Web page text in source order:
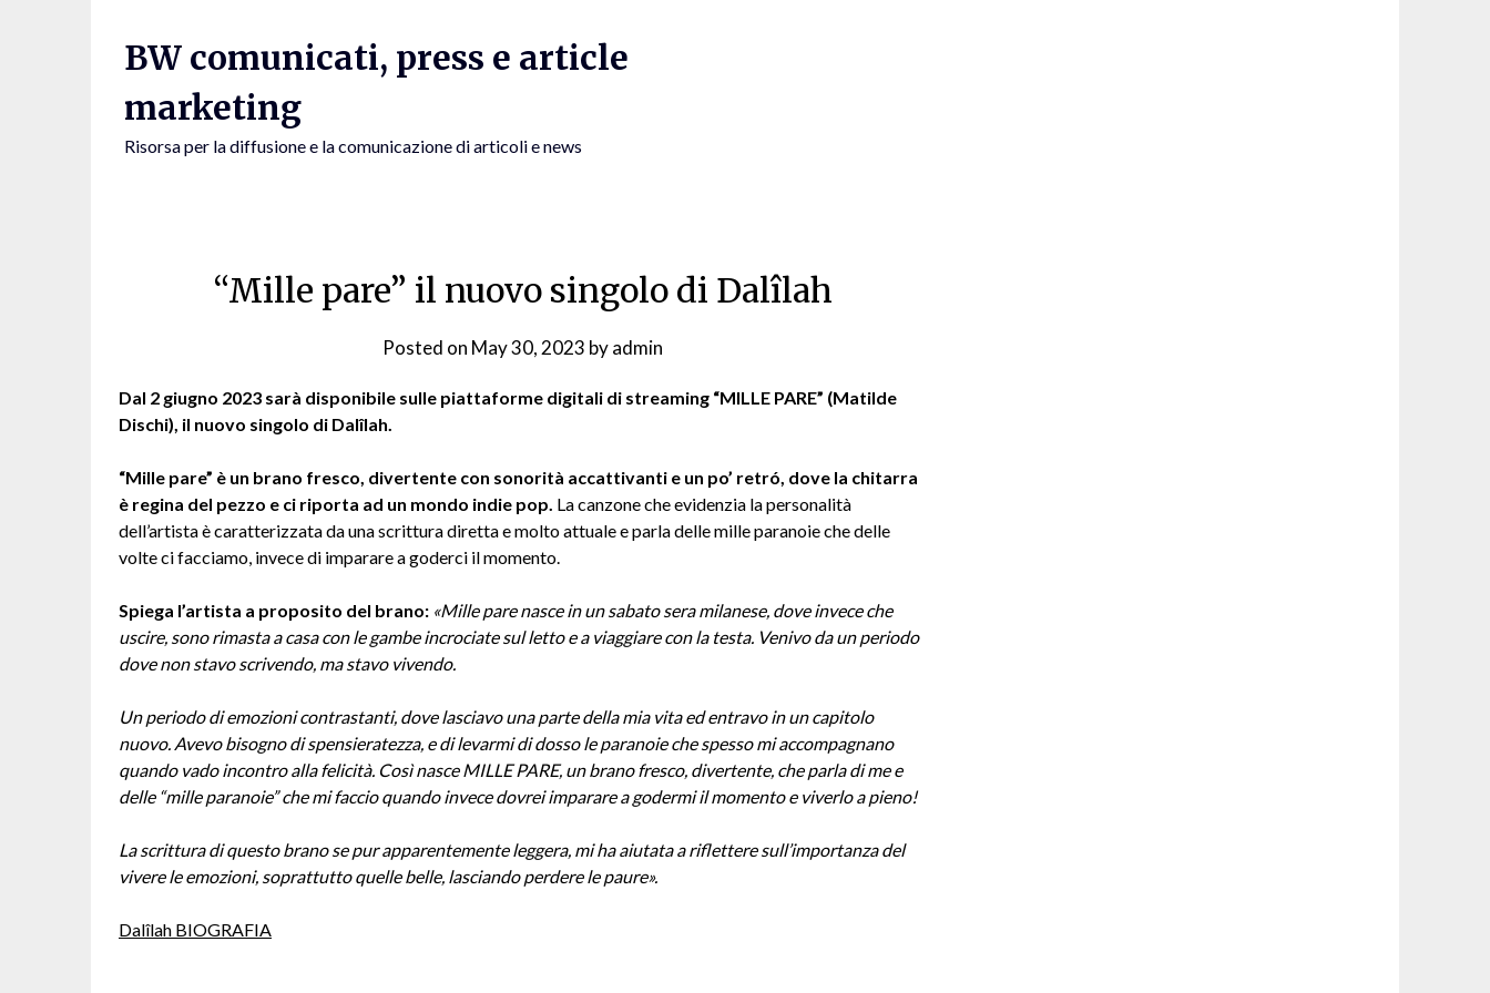
BW comunicati, press e article
marketing
Risorsa per la diffusione e la comunicazione di articoli e news
“Mille pare” il nuovo singolo di Dalîlah
Posted on May 30, 2023 byadmin
Dal 2 giugno 2023 sarà disponibile sulle piattaforme digitali di streaming “MILLE PARE” (Matilde
Dischi), il nuovo singolo di Dalîlah.
“Mille pare” è un brano fresco, divertente con sonorità accattivanti e un po’ retró, dove la chitarra
è regina del pezzo e ci riporta ad un mondo indie pop. La canzone che evidenzia la personalità
dell’artista è caratterizzata da una scrittura diretta e molto attuale e parla delle mille paranoie che delle
volte ci facciamo, invece di imparare a goderci il momento.
Spiega l’artista a proposito del brano: «Mille pare nasce in un sabato sera milanese, dove invece che
uscire, sono rimasta a casa con le gambe incrociate sul letto e a viaggiare con la testa. Venivo da un periodo
dove non stavo scrivendo, ma stavo vivendo.
Un periodo di emozioni contrastanti, dove lasciavo una parte della mia vita ed entravo in un capitolo
nuovo. Avevo bisogno di spensieratezza, e di levarmi di dosso le paranoie che spesso mi accompagnano
quando vado incontro alla felicità. Così nasce MILLE PARE, un brano fresco, divertente, che parla di me e
delle “mille paranoie” che mi faccio quando invece dovrei imparare a godermi il momento e viverlo a pieno!
La scrittura di questo brano se pur apparentemente leggera, mi ha aiutata a riflettere sull’importanza del
vivere le emozioni, soprattutto quelle belle, lasciando perdere le paure».
Dalîlah BIOGRAFIA